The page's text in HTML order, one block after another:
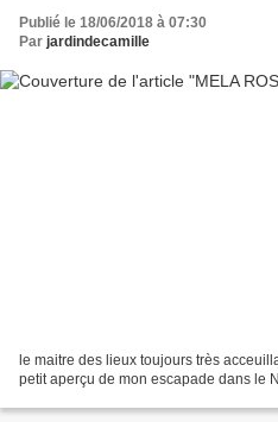
Publié le 18/06/2018 à 07:30
Par jardindecamille
le maitre des lieux toujours très
petit aperçu de mon escapade dans le